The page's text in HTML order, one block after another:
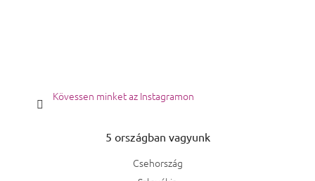
Kövessen minket az Instagramon
5 országban vagyunk
Csehország